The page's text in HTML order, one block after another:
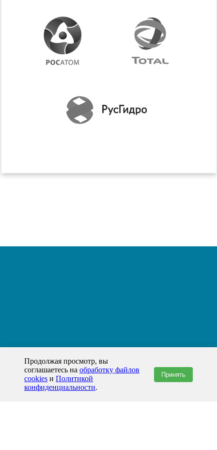
Продолжая просмотр, вы
соглашаетесь на обработку файлов
cookies и Политикой
конфиденциальности.
Принять